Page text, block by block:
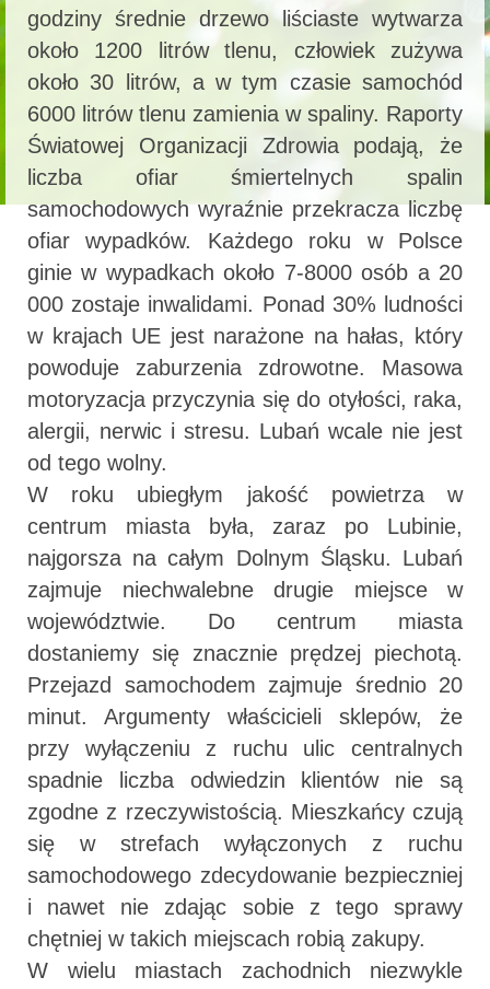
godziny średnie drzewo liściaste wytwarza
około 1200 litrów tlenu, człowiek zużywa
około 30 litrów, a w tym czasie samochód
6000 litrów tlenu zamienia w spaliny. Raporty
Światowej Organizacji Zdrowia podają, że
liczba ofiar śmiertelnych spalin
samochodowych wyraźnie przekracza liczbę
ofiar wypadków. Każdego roku w Polsce
ginie w wypadkach około 7-8000 osób a 20
000 zostaje inwalidami. Ponad 30% ludności
w krajach UE jest narażone na hałas, który
powoduje zaburzenia zdrowotne. Masowa
motoryzacja przyczynia się do otyłości, raka,
alergii, nerwic i stresu. Lubań wcale nie jest
od tego wolny.
W roku ubiegłym jakość powietrza w
centrum miasta była, zaraz po Lubinie,
najgorsza na całym Dolnym Śląsku. Lubań
zajmuje niechwalebne drugie miejsce w
województwie. Do centrum miasta
dostaniemy się znacznie prędzej piechotą.
Przejazd samochodem zajmuje średnio 20
minut. Argumenty właścicieli sklepów, że
przy wyłączeniu z ruchu ulic centralnych
spadnie liczba odwiedzin klientów nie są
zgodne z rzeczywistością. Mieszkańcy czują
się w strefach wyłączonych z ruchu
samochodowego zdecydowanie bezpieczniej
i nawet nie zdając sobie z tego sprawy
chętniej w takich miejscach robią zakupy.
W wielu miastach zachodnich niezwykle